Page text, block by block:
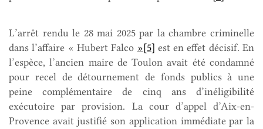
L’arrêt rendu le 28 mai 2025 par la chambre criminelle
dans l’affaire « Hubert Falco »[5] est en effet décisif. En
l’espèce, l’ancien maire de Toulon avait été condamné
pour recel de détournement de fonds publics à une
peine complémentaire de cinq ans d’inéligibilité
exécutoire par provision. La cour d’appel d’Aix-en-
Provence avait justifié son application immédiate par la